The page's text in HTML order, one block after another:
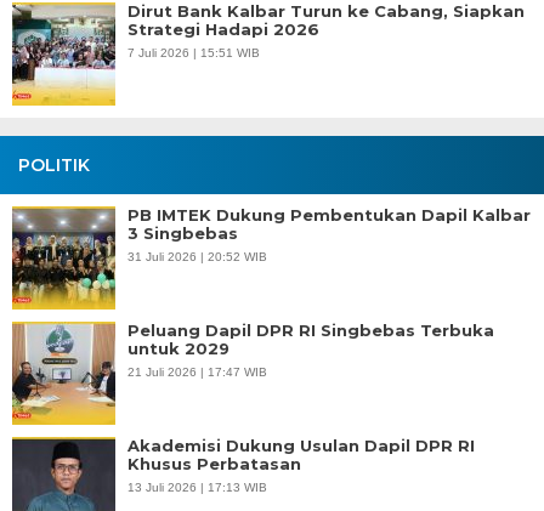
Dirut Bank Kalbar Turun ke Cabang, Siapkan
Strategi Hadapi 2026
7 Juli 2026 | 15:51 WIB
POLITIK
PB IMTEK Dukung Pembentukan Dapil Kalbar
3 Singbebas
31 Juli 2026 | 20:52 WIB
Peluang Dapil DPR RI Singbebas Terbuka
untuk 2029
21 Juli 2026 | 17:47 WIB
Akademisi Dukung Usulan Dapil DPR RI
Khusus Perbatasan
13 Juli 2026 | 17:13 WIB